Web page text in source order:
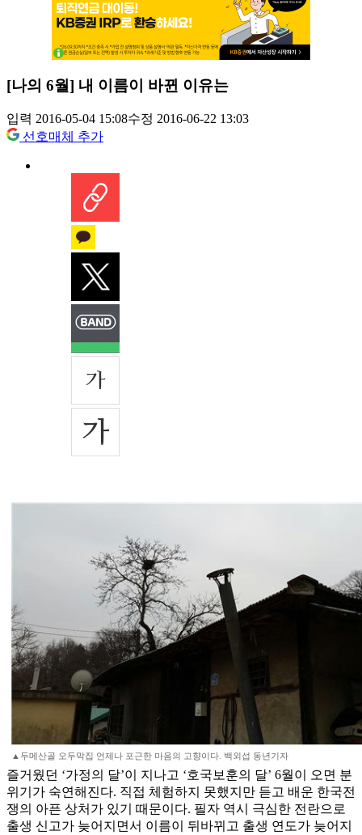
[나의 6월] 내 이름이 바뀐 이유는
입력 2016-05-04 15:08수정 2016-06-22 13:03
선호매체 추가
▲두메산골 오두막집 언제나 포근한 마음의 고향이다. 백외섭 동년기자
즐거웠던 ‘가정의 달’이 지나고 ‘호국보훈의 달’ 6월이 오면 분
위기가 숙연해진다. 직접 체험하지 못했지만 듣고 배운 한국전
쟁의 아픈 상처가 있기 때문이다. 필자 역시 극심한 전란으로
출생 신고가 늦어지면서 이름이 뒤바뀌고 출생 연도가 늦어지